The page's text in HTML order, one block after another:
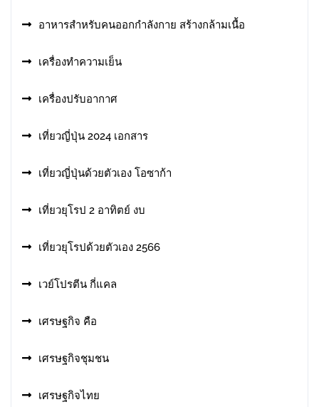
อาหารสําหรับคนออกกําลังกาย สร้างกล้ามเนื้อ
เครื่องทำความเย็น
เครื่องปรับอากาศ
เที่ยวญี่ปุ่น 2024 เอกสาร
เที่ยวญี่ปุ่นด้วยตัวเอง โอซาก้า
เที่ยวยุโรป 2 อาทิตย์ งบ
เที่ยวยุโรปด้วยตัวเอง 2566
เวย์โปรตีน กี่แคล
เศรษฐกิจ คือ
เศรษฐกิจชุมชน
เศรษฐกิจไทย